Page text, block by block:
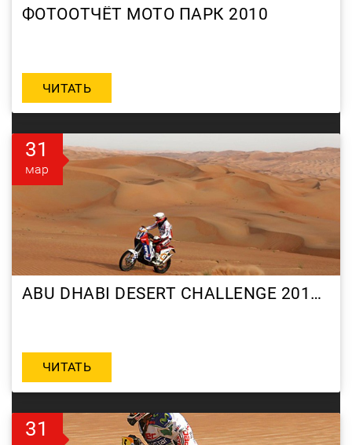
ФОТООТЧЁТ МОТО ПАРК 2010
ЧИТАТЬ
31
мар
ABU DHABI DESERT CHALLENGE 2010 DAY 5
ЧИТАТЬ
31